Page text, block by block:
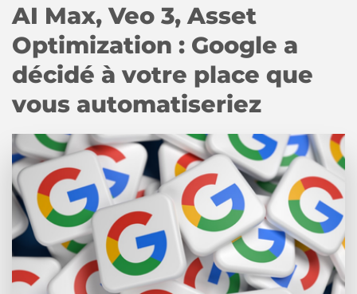
AI Max, Veo 3, Asset
Optimization : Google a
décidé à votre place que
vous automatiseriez